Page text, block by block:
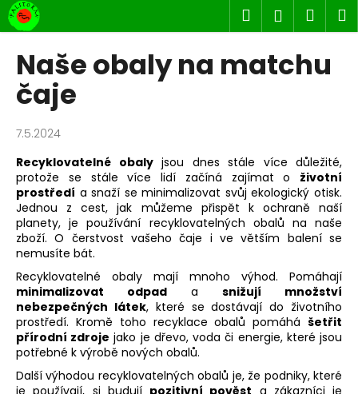
Přejít
na
obsah
Hledat
Naše obaly na matchu
čaje
7.5.2024
Recyklovatelné obalyjsou dnes stále více důležité,
protože se stále více lidí začíná zajímat o životní
prostředí a snaží se minimalizovat svůj ekologický otisk.
Jednou z cest, jak můžeme přispět k ochraně naší
planety, je používání recyklovatelných obalů na naše
zboží. O čerstvost vašeho čaje i ve větším balení se
nemusíte bát.
Recyklovatelné obaly mají mnoho výhod. Pomáhají
minimalizovat odpad a snižují množství
nebezpečných látek, které se dostávají do životního
prostředí. Kromě toho recyklace obalů pomáhá šetřit
přírodní zdroje jako je dřevo, voda či energie, které jsou
potřebné k výrobě nových obalů.
Další výhodou recyklovatelných obalů je, že podniky, které
je používají, si budují pozitivní pověst a zákazníci je
K
o
C
o
p
t
ř
e
b
u
j
e
t
e
n
a